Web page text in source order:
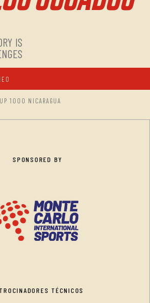
IS
1000 NICARAGUA
SPONSORED BY
TÉCNICOS